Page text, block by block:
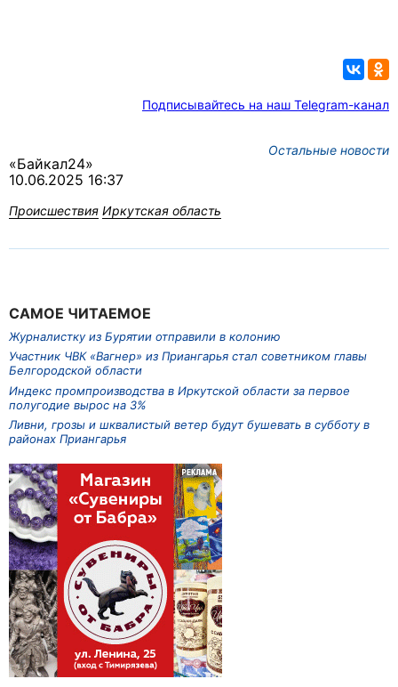
Подписывайтесь на наш Telegram-канал
Остальные новости
«Байкал24»
10.06.2025 16:37
Происшествия Иркутская область
САМОЕ ЧИТАЕМОЕ
Журналистку из Бурятии отправили в колонию
Участник ЧВК «Вагнер» из Приангарья стал советником главы
Белгородской области
Индекс промпроизводства в Иркутской области за первое
полугодие вырос на 3%
Ливни, грозы и шквалистый ветер будут бушевать в субботу в
районах Приангарья